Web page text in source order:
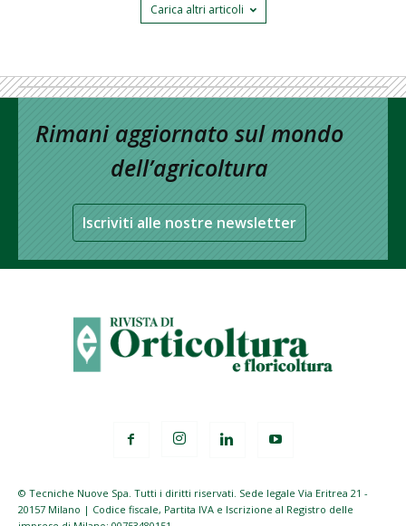
Carica altri articoli
Rimani aggiornato sul mondo
dell’agricoltura
Iscriviti alle nostre newsletter
© Tecniche Nuove Spa. Tutti i diritti riservati. Sede legale Via Eritrea 21 -
20157 Milano | Codice fiscale, Partita IVA e Iscrizione al Registro delle